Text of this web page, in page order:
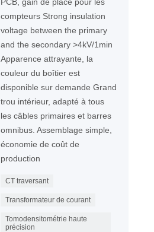
compteurs Strong insulation
voltage between the primary
and the secondary >4kV/1min
Apparence attrayante, la
couleur du boîtier est
disponible sur demande Grand
trou intérieur, adapté à tous
les câbles primaires et barres
omnibus. Assemblage simple,
économie de coût de
production
CT traversant
Transformateur de courant
Tomodensitométrie haute
précision